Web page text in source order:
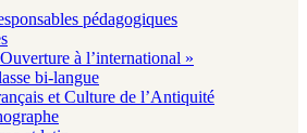
pédagogiques
à l’international »
bi-langue
et Culture de l’Antiquité